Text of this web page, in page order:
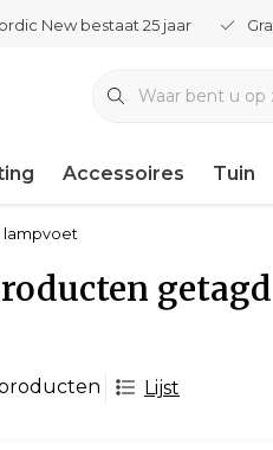
New bestaat 25 jaar
Accessoires Tuin
lampvoet
Lijst